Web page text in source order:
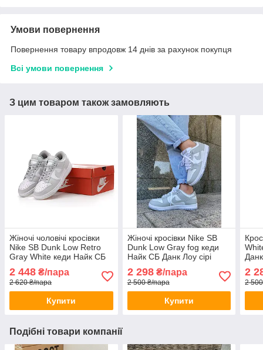
Умови повернення
Повернення товару впродовж 14 днів за рахунок покупця
Всі умови повернення
З цим товаром також замовляють
Жіночі чоловічі кросівки
Nike SB Dunk Low Retro
Gray White кеди Найк СБ
Данк Лоу сірі низькі
шкіряні весна осінь
2 448 ₴/пара
2 620 ₴/пара
Купити
Жіночі кросівки Nike SB
Dunk Low Gray fog кеди
Найк СБ Данк Лоу сірі
низькі шкіряні весна осінь
2 298₴/пара
2 500 ₴/пара
Купити
2
2
Подібні товари компанії